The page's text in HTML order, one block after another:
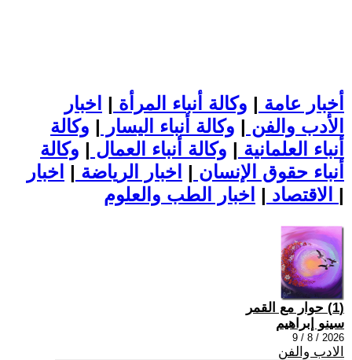
أخبار عامة | وكالة أنباء المرأة | اخبار
الأدب والفن | وكالة أنباء اليسار | وكالة
أنباء العلمانية | وكالة أنباء العمال | وكالة
أنباء حقوق الإنسان | اخبار الرياضة | اخبار
الاقتصاد | |
(1) حوار مع القمر
سينو إبراهيم
2026 / 8 / 9
الادب والفن